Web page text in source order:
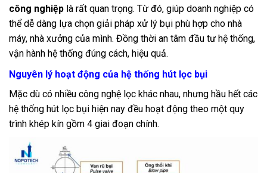
công nghiệp là rất quan trọng. Từ đó, giúp doanh nghiệp có
thể dễ dàng lựa chọn giải pháp xử lý bụi phù hợp cho nhà
máy, nhà xưởng của mình. Đồng thời an tâm đầu tư hệ thống,
vận hành hệ thống đúng cách, hiệu quả.
Nguyên lý hoạt động của hệ thống hút lọc bụi
Mặc dù có nhiều công nghệ lọc khác nhau, nhưng hầu hết các
hệ thống hút lọc bụi hiện nay đều hoạt động theo một quy
trình khép kín gồm 4 giai đoạn chính.